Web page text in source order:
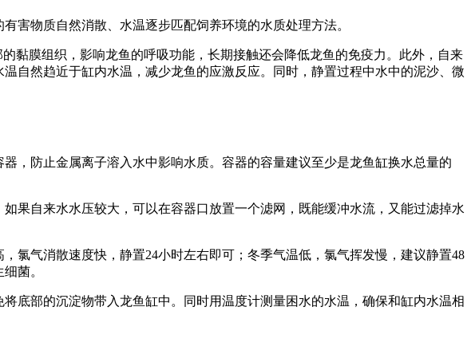
害物质自然消散、水温逐步匹配饲养环境的水质处理方法。
膜组织，影响龙鱼的呼吸功能，长期接触还会降低龙鱼的免疫力。此外，自来
自然趋近于缸内水温，减少龙鱼的应激反应。同时，静置过程中水中的泥沙、微
，防止金属离子溶入水中影响水质。容器的容量建议至少是龙鱼缸换水总量的
果自来水水压较大，可以在容器口放置一个滤网，既能缓冲水流，又能过滤掉水
氯气消散速度快，静置24小时左右即可；冬季气温低，氯气挥发慢，建议静置48
菌。
底部的沉淀物带入龙鱼缸中。同时用温度计测量困水的水温，确保和缸内水温相